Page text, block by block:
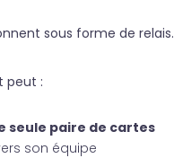
sous forme de relais.
peut :
seule paire de cartes
son équipe